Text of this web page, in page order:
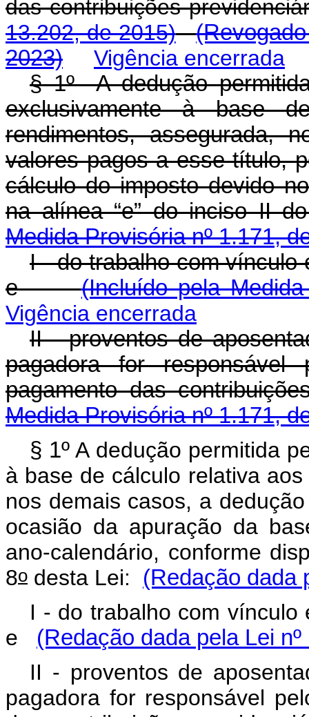
das contribuições
13.202, de 2015)
2023)
Vigência encerrada
§ 1º A dedução
exclusivamente à base
rendimentos, assegurada,
valores pagos a esse título,
cálculo do imposto devido
na alínea “e” do inciso II
Medida Provisória nº 1.171,
I - do trabalho com vínculo
e(Incluído pela
Vigência encerrada
II - proventos de
pagadora for
pagamento das
Medida Provisória nº 1.171,
§ 1º A dedução permitida
à base de cálculo relativa
nos demais casos, a
ocasião da apuração da
ano-calendário, conforme
8o desta Lei: (Redação dada
I - do trabalho com vínculo
e (Redação dada pela Lei
II - proventos de
pagadora for responsável